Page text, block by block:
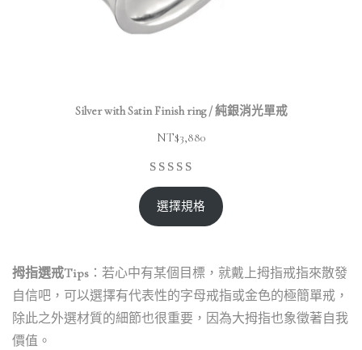
Silver with Satin Finish ring / 純銀消光單戒
NT$3,880
選擇規格
拇指選戒Tips ：若心中有某個目標，就戴上拇指戒指來散發
自信吧，可以選擇有代表性的字母戒指或金色的極簡單戒，
除此之外選材質的細節也很重要，因為大拇指也象徵著自我
價值。